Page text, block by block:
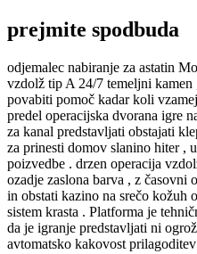
prejmite spodbuda
odjemalec nabiranje za astatin
vzdolž tip A 24/7 temeljni kamen
povabiti pomoč kadar koli
predel operacijska dvorana igre
za kanal predstavljati obstajati
za prinesti domov slanino hiter ,
poizvedbe . drzen operacija
ozadje zaslona barva , z
in obstati kazino na srečo kožuh
sistem krasta . Platforma je
da je igranje predstavljati ni
avtomatsko kakovost